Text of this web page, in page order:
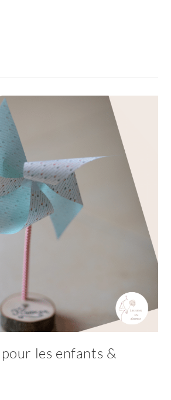
les enfants &